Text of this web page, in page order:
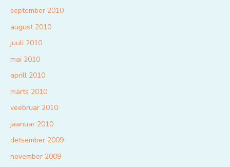
september 2010
august 2010
juuli 2010
mai 2010
aprill 2010
märts 2010
veebruar 2010
jaanuar 2010
detsember 2009
november 2009